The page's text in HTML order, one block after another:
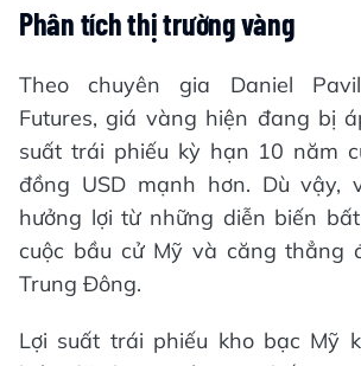
Phân tích thị trường vàng
Theo chuyên gia Daniel
Futures, giá vàng hiện đang bị
suất trái phiếu kỳ hạn 10 năm
đồng USD mạnh hơn. Dù vậy,
hưởng lợi từ những diễn biến
cuộc bầu cử Mỹ và căng thẳng
Trung Đông.
Lợi suất trái phiếu kho bạc Mỹ